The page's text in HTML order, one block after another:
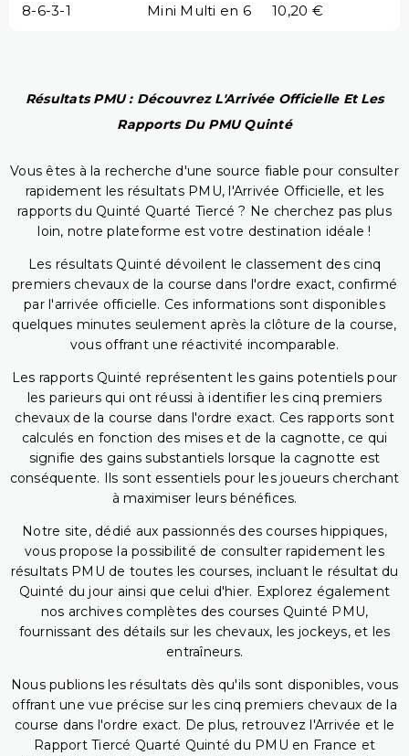
8-6-3-1
Mini Multi en 6 10,20 €
Résultats PMU : Découvrez L'Arrivée Officielle Et Les
Rapports Du PMU Quinté
Vous êtes à la recherche d'une source fiable pour consulter
rapidement les résultats PMU, l'Arrivée Officielle, et les
rapports du Quinté Quarté Tiercé ? Ne cherchez pas plus
loin, notre plateforme est votre destination idéale !
Les résultats Quinté dévoilent le classement des cinq
premiers chevaux de la course dans l'ordre exact, confirmé
par l'arrivée officielle. Ces informations sont disponibles
quelques minutes seulement après la clôture de la course,
vous offrant une réactivité incomparable.
Les rapports Quinté représentent les gains potentiels pour
les parieurs qui ont réussi à identifier les cinq premiers
chevaux de la course dans l'ordre exact. Ces rapports sont
calculés en fonction des mises et de la cagnotte, ce qui
signifie des gains substantiels lorsque la cagnotte est
conséquente. Ils sont essentiels pour les joueurs cherchant
à maximiser leurs bénéfices.
Notre site, dédié aux passionnés des courses hippiques,
vous propose la possibilité de consulter rapidement les
résultats PMU de toutes les courses, incluant le résultat du
Quinté du jour ainsi que celui d'hier. Explorez également
nos archives complètes des courses Quinté PMU,
fournissant des détails sur les chevaux, les jockeys, et les
entraîneurs.
Nous publions les résultats dès qu'ils sont disponibles, vous
offrant une vue précise sur les cinq premiers chevaux de la
course dans l'ordre exact. De plus, retrouvez l'Arrivée et le
Rapport Tiercé Quarté Quinté du PMU en France et